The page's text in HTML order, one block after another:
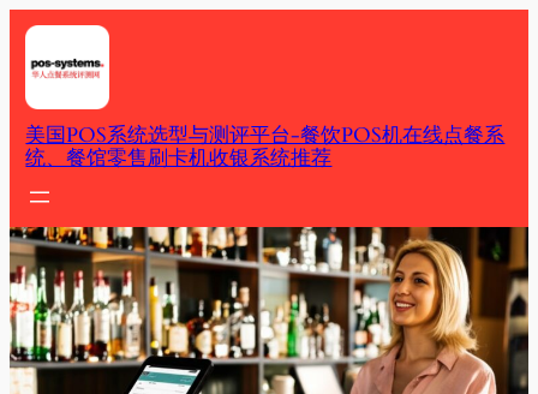
Skip
content
美国POS系统选型与测评平台-餐饮POS机在线点餐系
统、餐馆零售刷卡机收银系统推荐